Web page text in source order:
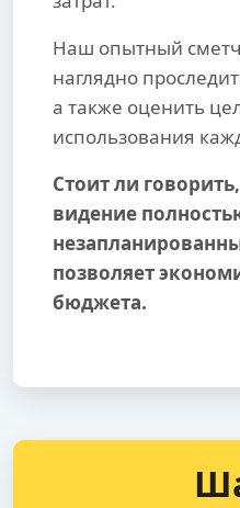
Наш опытный
наглядно
а также оценить
использования
Стоит ли
видение
позволяет
бюджета.